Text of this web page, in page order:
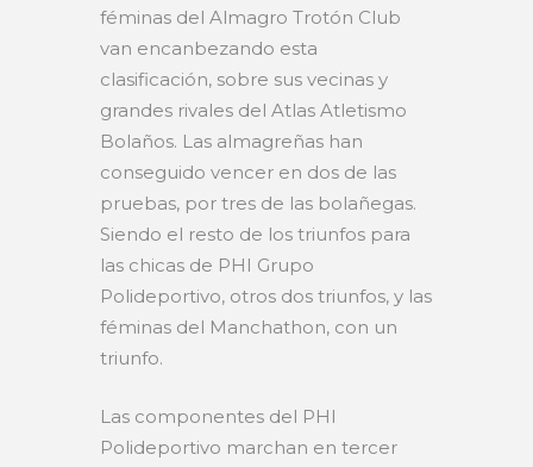
féminas del Almagro Trotón Club
van encanbezando esta
clasificación, sobre sus vecinas y
grandes rivales del Atlas Atletismo
Bolaños. Las almagreñas han
conseguido vencer en dos de las
pruebas, por tres de las bolañegas.
Siendo el resto de los triunfos para
las chicas de PHI Grupo
Polideportivo, otros dos triunfos, y las
féminas del Manchathon, con un
triunfo.
Las componentes del PHI
Polideportivo marchan en tercer